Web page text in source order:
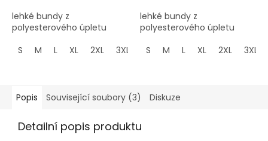
lehké bundy z
polyesterového úpletu
S
M L XL 2XL 3XL
lehké bundy z
polyesterového úpletu
S
M L XL 2XL 3XL
Popis Související soubory (3) Diskuze
Detailní popis produktu